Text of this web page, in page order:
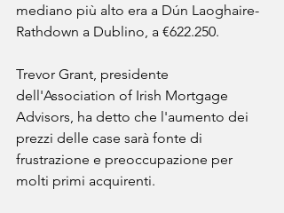
mediano più alto era a Dún Laoghaire-
Rathdown a Dublino, a €622.250.
Trevor Grant, presidente
dell'Association of Irish Mortgage
Advisors, ha detto che l'aumento dei
prezzi delle case sarà fonte di
frustrazione e preoccupazione per
molti primi acquirenti.